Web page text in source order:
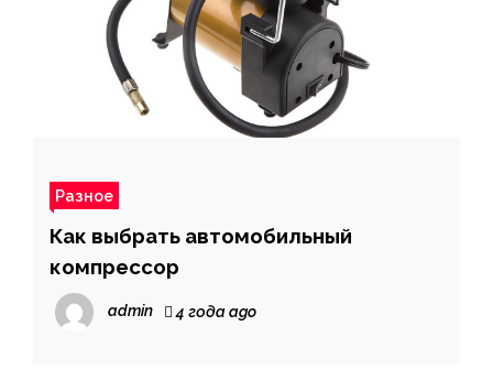
Разное
Как выбрать автомобильный
компрессор
admin 4 года ago